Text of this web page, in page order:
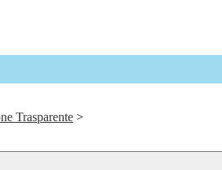
Trasparente >